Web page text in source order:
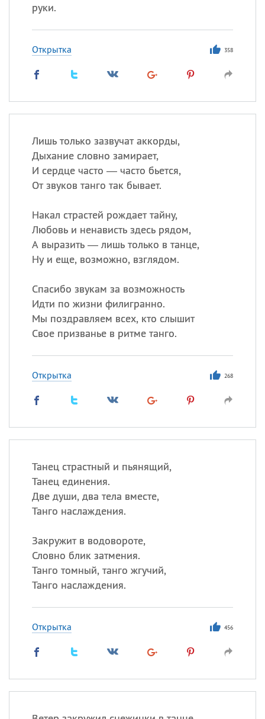
руки.
Открытка 358
Лишь только зазвучат аккорды,
Дыхание словно замирает,
И сердце часто — часто бьется,
От звуков танго так бывает.
Накал страстей рождает тайну,
Любовь и ненависть здесь рядом,
А выразить — лишь только в танце,
Ну и еще, возможно, взглядом.
Спасибо звукам за возможность
Идти по жизни филигранно.
Мы поздравляем всех, кто слышит
Свое призванье в ритме танго.
Открытка 268
Танец страстный и пьянящий,
Танец единения.
Две души, два тела вместе,
Танго наслаждения.
Закружит в водовороте,
Словно блик затмения.
Танго томный, танго жгучий,
Танго наслаждения.
Открытка 456